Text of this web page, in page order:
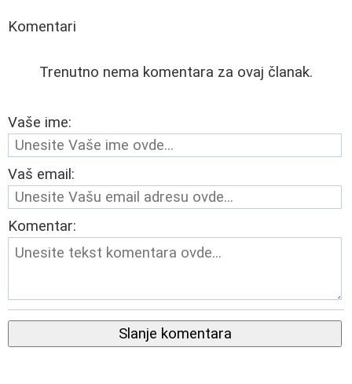
Komentari
Trenutno nema komentara za ovaj članak.
Vaše ime:
Vaš email:
Komentar:
Slanje komentara